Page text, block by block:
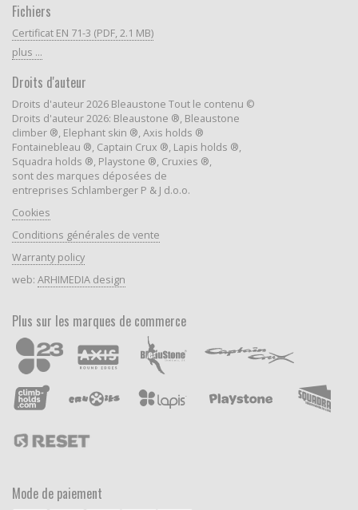
Fichiers
Certificat EN 71-3 (PDF, 2.1 MB)
plus ...
Droits d'auteur
Droits d'auteur 2026 Bleaustone Tout le contenu ©
Droits d'auteur 2026: Bleaustone ®, Bleaustone
climber ®, Elephant skin ®, Axis holds ®
Fontainebleau ®, Captain Crux ®, Lapis holds ®,
Squadra holds ®, Playstone ®, Cruxies ®,
sont des marques déposées de
entreprises Schlamberger P & J d.o.o.
Cookies
Conditions générales de vente
Warranty policy
web: ARHIMEDIA design
Plus sur les marques de commerce
Mode de paiement